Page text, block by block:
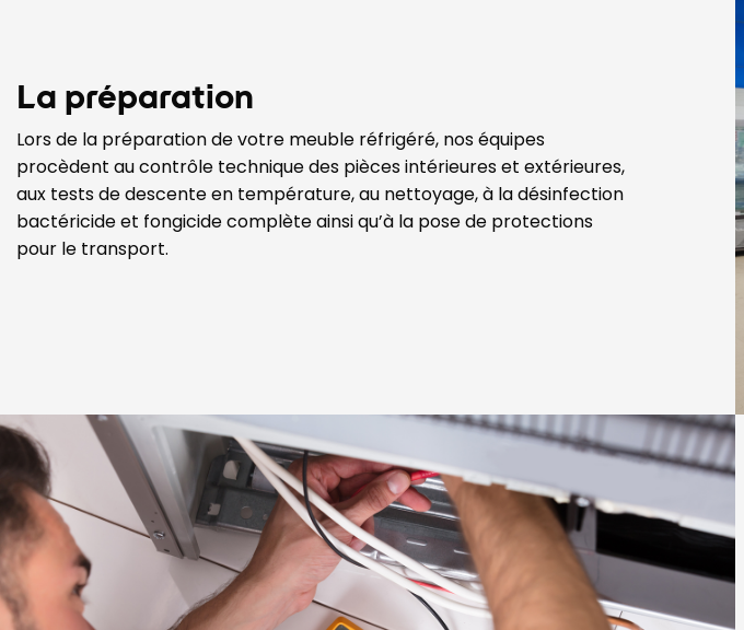
La préparation
Lors de la préparation de votre meuble réfrigéré, nos équipes
procèdent au contrôle technique des pièces intérieures et extérieures,
aux tests de descente en température, au nettoyage, à la désinfection
bactéricide et fongicide complète ainsi qu’à la pose de protections
pour le transport.